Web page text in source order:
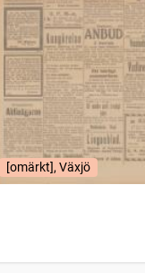
[omärkt], Växjö